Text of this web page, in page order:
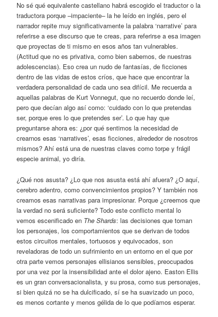
No sé qué equivalente castellano habrá escogido el traductor o la
traductora porque –impaciente– la he leído en inglés, pero el
narrador repite muy significativamente la palabra ‘narrative’ para
referirse a ese discurso que te creas, para referirse a esa imagen
que proyectas de ti mismo en esos años tan vulnerables.
(Actitud que no es privativa, como bien sabemos, de nuestras
adolescencias). Eso crea un nudo de fantasías, de ficciones
dentro de las vidas de estos críos, que hace que encontrar la
verdadera personalidad de cada uno sea difícil. Me recuerda a
aquellas palabras de Kurt Vonnegut, que no recuerdo donde leí,
pero que decían algo así como: ‘cuidado con lo que pretendas
ser, porque eres lo que pretendes ser’. Lo que hay que
preguntarse ahora es: ¿por qué sentimos la necesidad de
crearnos esas ‘narratives’, esas ficciones, alrededor de nosotros
mismos? Ahí está una de nuestras claves como torpe y frágil
especie animal, yo diría.
¿Qué nos asusta? ¿Lo que nos asusta está ahí afuera? ¿O aquí,
cerebro adentro, como convencimientos propios? Y también nos
creamos esas narrativas para impresionar. Porque ¿creemos que
la verdad no será suficiente? Todo este conflicto mental lo
vemos escenificado en The Shards: las decisiones que toman
los personajes, los comportamientos que se derivan de todos
estos circuitos mentales, tortuosos y equivocados, son
reveladoras de todo un sufrimiento en un entorno en el que por
otra parte vemos personajes ellisianos sensibles, preocupados
por una vez por la insensibilidad ante el dolor ajeno. Easton Ellis
es un gran conversacionalista, y su prosa, como sus personajes,
si bien quizá no se ha dulcificado, sí se ha suavizado un poco,
es menos cortante y menos gélida de lo que podíamos esperar.